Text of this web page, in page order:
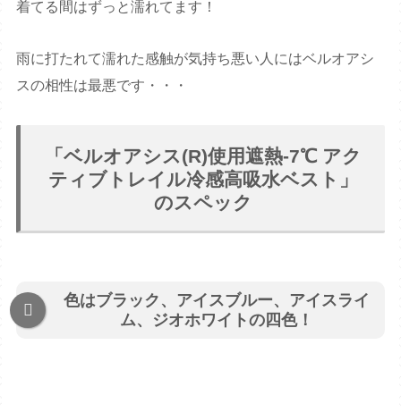
着てる間はずっと濡れてます！
雨に打たれて濡れた感触が気持ち悪い人にはベルオアシ
スの相性は最悪です・・・
「ベルオアシス(R)使用遮熱-7℃ アク
ティブトレイル冷感高吸水ベスト」
のスペック
色はブラック、アイスブルー、アイスライ
ム、ジオホワイトの四色！